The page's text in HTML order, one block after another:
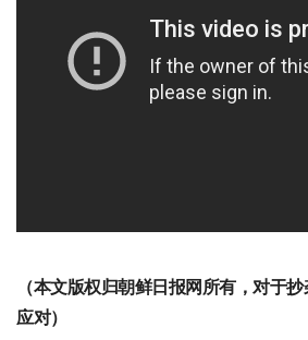
（本文版权归朝鲜日报网所有，对于
应对）